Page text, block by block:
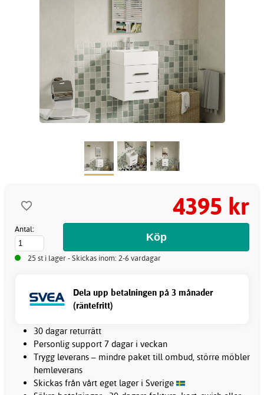
4395 kr
Antal:
25 st i lager - Skickas inom: 2-6 vardagar
Dela upp betalningen på 3 månader
(räntefritt)
30 dagar returrätt
Personlig support 7 dagar i veckan
Trygg leverans – mindre paket till ombud, större möbler
hemleverans
Skickas från vårt eget lager i Sverige